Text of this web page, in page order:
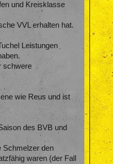
und Kreisklasse
VVL erhalten hat.
Leistungen
schwere
wie Reus und ist
des BVB und
Schmelzer den
waren (der Fall